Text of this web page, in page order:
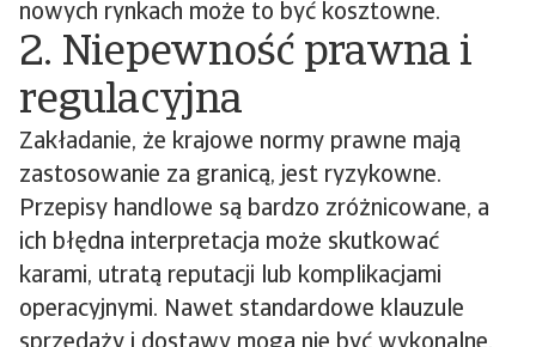
nowych rynkach może to być kosztowne.
2. Niepewność prawna i
regulacyjna
Zakładanie, że krajowe normy prawne mają
zastosowanie za granicą, jest ryzykowne.
Przepisy handlowe są bardzo zróżnicowane, a
ich błędna interpretacja może skutkować
karami, utratą reputacji lub komplikacjami
operacyjnymi. Nawet standardowe klauzule